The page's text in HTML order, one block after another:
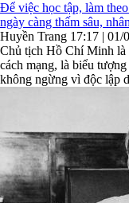
Để việc học tập, làm
ngày càng thấm sâu,
trong đời sống xã hội
Huyền Trang 17:17 | 01/
​Chủ tịch Hồ Chí Minh là
cách mạng, là biểu
không ngừng vì độc lập
giai đoạn hiện nay, mỗi